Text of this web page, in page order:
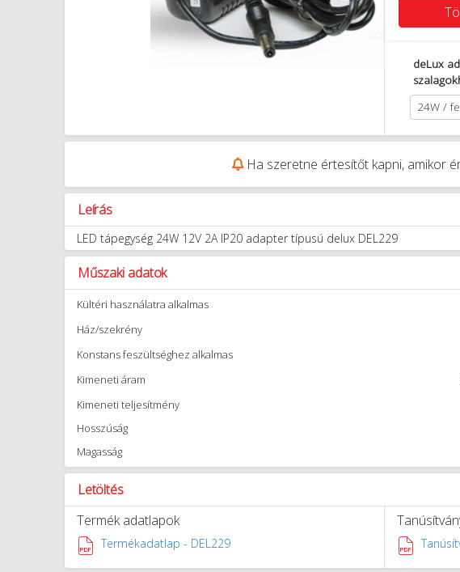
deLux
24W /
Ha szeretne értesítőt kapni, amikor
Leírás
LED tápegység 24W 12V 2A IP20 adapter típusú delux DEL229
Műszaki adatok
Kültéri használatra alkalmas
Ház/szekrény
Konstans feszültséghez alkalmas
Kimeneti áram
Kimeneti teljesítmény
Hosszúság
Magasság
Letöltés
Termék adatlapok
Termékadatlap - DEL229